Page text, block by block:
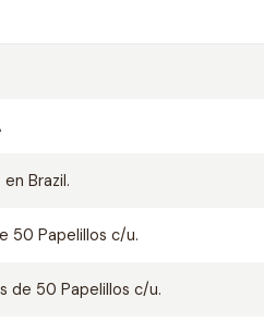
Brazil.
50 Papelillos c/u.
de 50 Papelillos c/u.